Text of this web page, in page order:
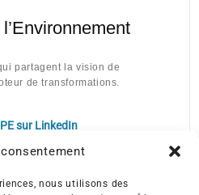
nous utilisons des
partagent la vision de
de transformations.
sur LinkedIn